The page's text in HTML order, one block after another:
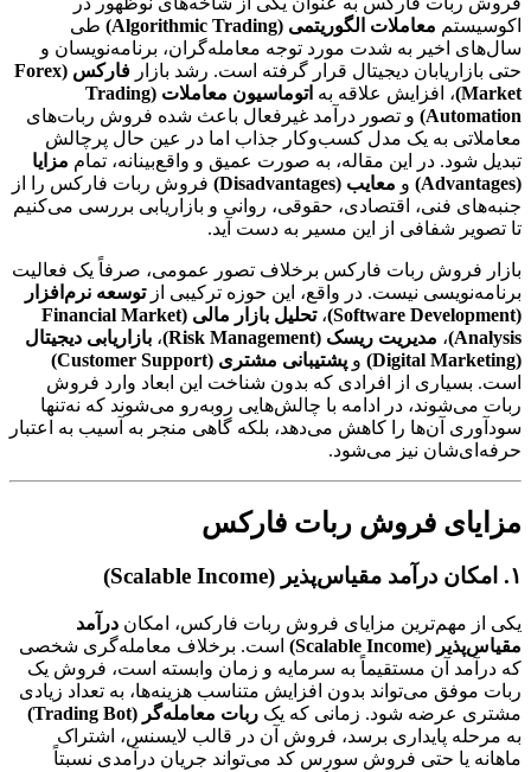
اکوسیستم معاملات الگوریتمی (Algorithmic Trading)
طی
سال‌های اخیر به شدت مورد توجه معامله‌گران، برنامه‌نویسان و
حتی بازاریابان دیجیتال قرار گرفته است. رشد بازار
فارکس (Forex
Market) ، افزایش علاقه به
اتوماسیون معاملات (Trading
Automation)
و تصور درآمد غیرفعال باعث شده فروش ربات‌های
معاملاتی به یک مدل کسب‌وکار جذاب اما در عین حال پرچالش
تبدیل شود. در این مقاله، به صورت عمیق و واقع‌بینانه، تمام مزایا
(Advantages)
و معایب (Disadvantages)
فروش ربات فارکس را از
جنبه‌های فنی، اقتصادی، حقوقی، روانی و بازاریابی بررسی می‌کنیم
تا تصویر شفافی از این مسیر به دست آید.
بازار فروش ربات فارکس برخلاف تصور عمومی، صرفاً یک فعالیت
برنامه‌نویسی نیست. در واقع، این حوزه ترکیبی ازتوسعه نرم‌افزار
(Software Development)
،
تحلیل بازار مالی (Financial Market
Analysis) ، مدیریت ریسک (Risk Management) ، بازاریابی دیجیتال
(Digital Marketing)
و پشتیبانی مشتری (Customer Support)
است. بسیاری از افرادی که بدون شناخت این ابعاد وارد فروش
ربات می‌شوند، در ادامه با چالش‌هایی روبه‌رو می‌شوند که نه‌تنها
سودآوری آن‌ها را کاهش می‌دهد، بلکه گاهی منجر به آسیب به اعتبار
حرفه‌ای‌شان نیز می‌شود.
مزایای فروش ربات فارکس
۱. امکان درآمد مقیاس‌پذیر (Scalable Income)
یکی از مهم‌ترین مزایای فروش ربات فارکس، امکان درآمد
مقیاس‌پذیر (Scalable Income)
است. برخلاف معامله‌گری شخصی
که درآمد آن مستقیماً به سرمایه و زمان وابسته است، فروش یک
ربات موفق می‌تواند بدون افزایش متناسب هزینه‌ها، به تعداد زیادی
مشتری عرضه شود. زمانی که یک ربات معامله‌گر (Trading Bot)
به مرحله پایداری برسد، فروش آن در قالب لایسنس، اشتراک
ماهانه یا حتی فروش سورس کد می‌تواند جریان درآمدی نسبتاً